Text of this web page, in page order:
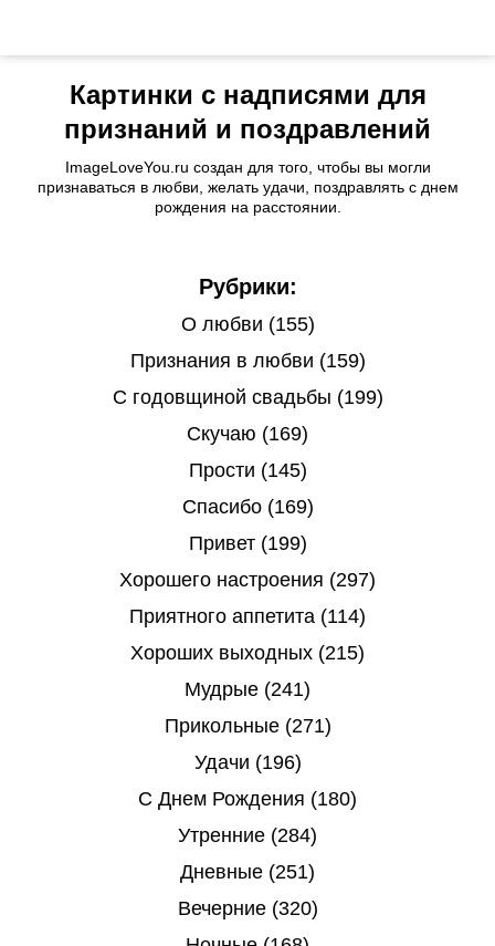
Картинки с надписями для
признаний и поздравлений
ImageLoveYou.ru создан для того, чтобы вы могли
признаваться в любви, желать удачи, поздравлять с днем
рождения на расстоянии.
Рубрики:
О любви (155)
Признания в любви (159)
С годовщиной свадьбы (199)
Скучаю (169)
Прости (145)
Спасибо (169)
Привет (199)
Хорошего настроения (297)
Приятного аппетита (114)
Хороших выходных (215)
Мудрые (241)
Прикольные (271)
Удачи (196)
С Днем Рождения (180)
Утренние (284)
Дневные (251)
Вечерние (320)